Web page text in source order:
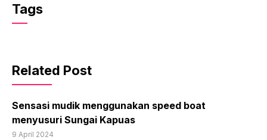
Tags
Related Post
Sensasi mudik menggunakan speed boat
menyusuri Sungai Kapuas
9 April 2024